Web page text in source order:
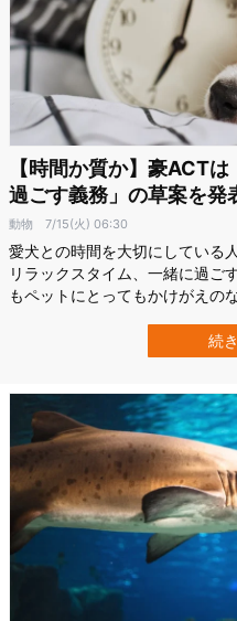
【時間か質か】豪ACT
過ごす義務」の草案を発
動物 7/15(火) 06:30
愛犬との時間を大切にしている
リラックスタイム、一緒に過ご
もペットにとってもかけがえの
2025年6月、オーストラリアの
た動物福祉に関する新しい草案
続